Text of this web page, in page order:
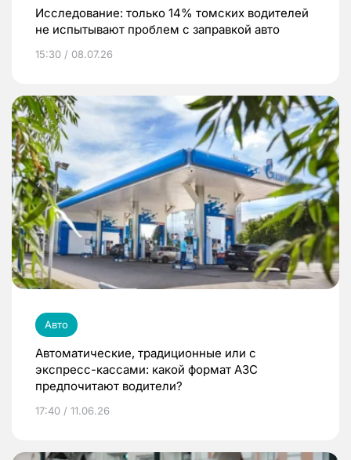
Исследование: только 14% томских водителей
не испытывают проблем с заправкой авто
15:30 / 08.07.26
Авто
Автоматические, традиционные или с
экспресс-кассами: какой формат АЗС
предпочитают водители?
17:40 / 11.06.26